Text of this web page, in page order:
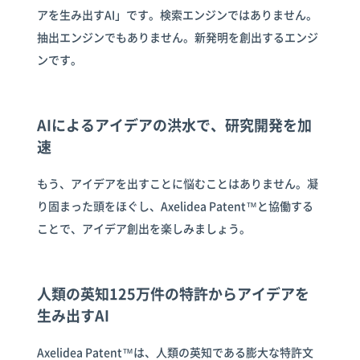
アを生み出すAI」です。検索エンジンではありません。
抽出エンジンでもありません。新発明を創出するエンジ
ンです。
AIによるアイデアの洪水で、研究開発を加
速
もう、アイデアを出すことに悩むことはありません。凝
り固まった頭をほぐし、Axelidea Patent™と協働する
ことで、アイデア創出を楽しみましょう。
人類の英知125万件の特許からアイデアを
生み出すAI
Axelidea Patent™は、人類の英知である膨大な特許文